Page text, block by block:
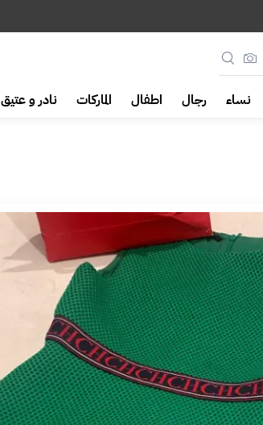
نساء رجال اطفال الماركات نادر و عتيق